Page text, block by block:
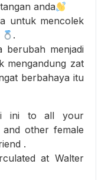
anda
untuk mencolek
.
berubah menjadi
mengandung zat
berbahaya itu
ini to all your
other female
.
at Walter